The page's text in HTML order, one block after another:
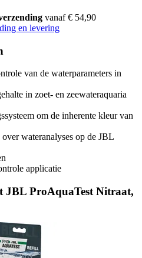
vanaf € 54,90
en levering
van de waterparameters in
in zoet- en zeewateraquaria
om de inherente kleur van
wateranalyses op de JBL
applicatie
JBL ProAquaTest Nitraat,